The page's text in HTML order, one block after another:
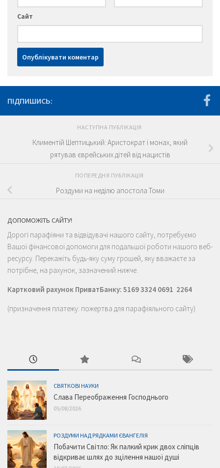
Сайт
ПІДПИШИСЬ:
НАСТУПНА ПУБЛІКАЦІЯ
Климентій Шептицький: Аристократ і монах, який
рятував єврейських дітей від нацистів
ПОПЕРЕДНЯ ПУБЛІКАЦІЯ
Роздуми на неділю апостола Томи
ДОПОМОЖІТЬ САЙТУ!
Дорогі парафіяни та відвідувачі нашого сайту, потребуємо
Вашої фінансової допомоги для подальшої роботи нашого веб-
ресурсу. Перекажіть будь-яку суму грошей, яку вважаєте за
потрібне, на рахунок, зазначений нижче.
Картковий рахунок ПриватБанку: 5169 3324 0691 2264
(призначення платежу: пожертва для парафіяльного сайту)
СВЯТКОВІ НАУКИ
Слава Переображення Господнього
05/08/2026
РОЗДУМИ НАД РЯДКАМИ ЄВАНГЕЛІЯ
Побачити Світло: Як палкий крик двох сліпців
відкриває шлях до зцілення нашої душі